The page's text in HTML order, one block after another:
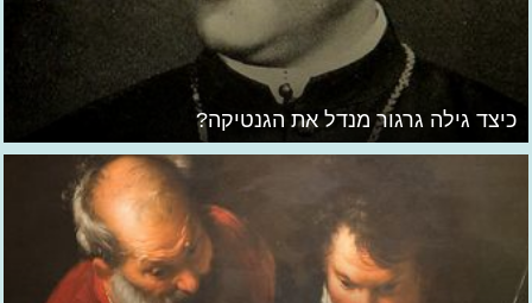
כיצד גילה גרגור מנדל את הגנטיקה?